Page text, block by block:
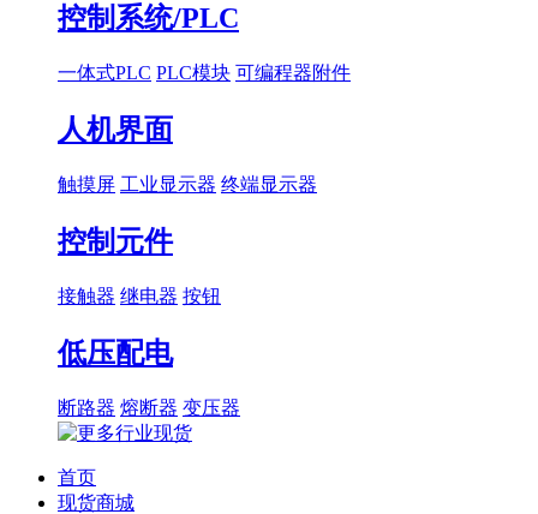
控制系统/PLC
一体式PLC PLC模块 可编程器附件
人机界面
触摸屏 工业显示器 终端显示器
控制元件
接触器 继电器 按钮
低压配电
断路器 熔断器 变压器
首页
现货商城